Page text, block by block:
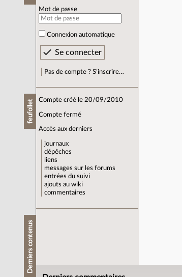
Mot de passe
Connexion automatique
Pas de compte ? S’inscrire…
feufollet Compte créé le 20/09/2010
Compte fermé
Accès aux derniers
journaux
dépêches
liens
messages sur les forums
entrées du suivi
ajouts au wiki
commentaires
Derniers contenus